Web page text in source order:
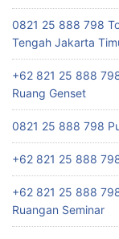
0821 25 888 798
Tengah Jakarta
+62 821 25 888
Ruang Genset
0821 25 888 798
+62 821 25 888
+62 821 25 888
Ruangan Seminar